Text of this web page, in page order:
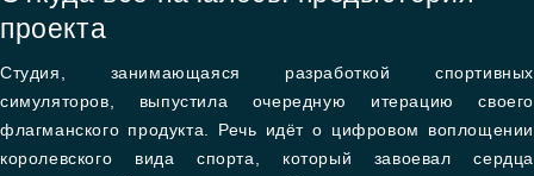
проекта
Студия, занимающаяся разработкой спортивных
симуляторов, выпустила очередную итерацию своего
флагманского продукта. Речь идёт о цифровом воплощении
королевского вида спорта, который завоевал сердца